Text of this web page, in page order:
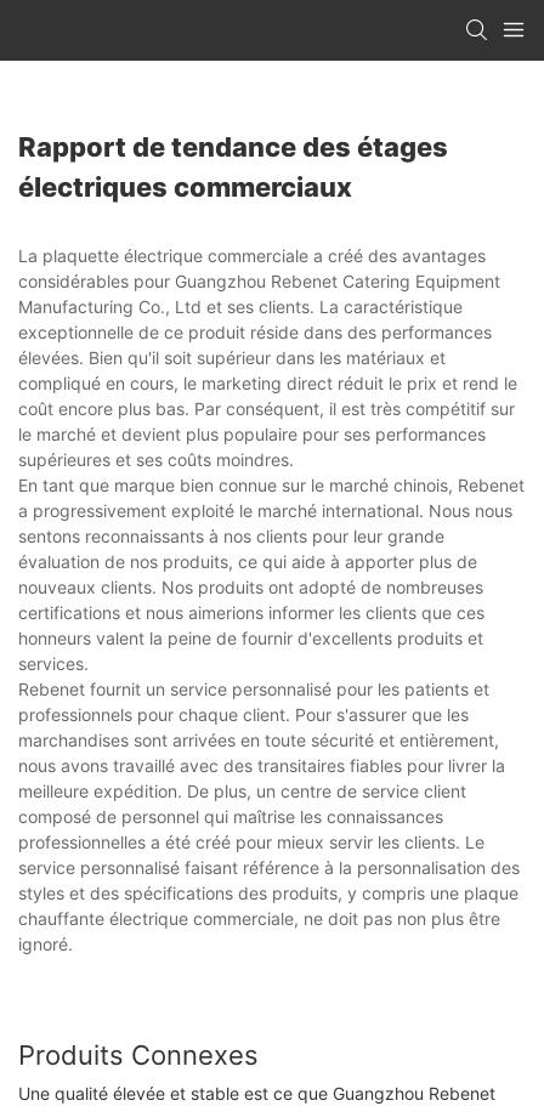
Rapport de tendance des étages
électriques commerciaux
La plaquette électrique commerciale a créé des avantages
considérables pour Guangzhou Rebenet Catering Equipment
Manufacturing Co., Ltd et ses clients. La caractéristique
exceptionnelle de ce produit réside dans des performances
élevées. Bien qu'il soit supérieur dans les matériaux et
compliqué en cours, le marketing direct réduit le prix et rend le
coût encore plus bas. Par conséquent, il est très compétitif sur
le marché et devient plus populaire pour ses performances
supérieures et ses coûts moindres.
En tant que marque bien connue sur le marché chinois, Rebenet
a progressivement exploité le marché international. Nous nous
sentons reconnaissants à nos clients pour leur grande
évaluation de nos produits, ce qui aide à apporter plus de
nouveaux clients. Nos produits ont adopté de nombreuses
certifications et nous aimerions informer les clients que ces
honneurs valent la peine de fournir d'excellents produits et
services.
Rebenet fournit un service personnalisé pour les patients et
professionnels pour chaque client. Pour s'assurer que les
marchandises sont arrivées en toute sécurité et entièrement,
nous avons travaillé avec des transitaires fiables pour livrer la
meilleure expédition. De plus, un centre de service client
composé de personnel qui maîtrise les connaissances
professionnelles a été créé pour mieux servir les clients. Le
service personnalisé faisant référence à la personnalisation des
styles et des spécifications des produits, y compris une plaque
chauffante électrique commerciale, ne doit pas non plus être
ignoré.
Produits Connexes
Une qualité élevée et stable est ce que Guangzhou Rebenet